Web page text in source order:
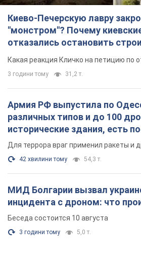
Киево-Печерскую лавру
"монстром"? Почему
отказались остановить
небоскреба "московского
Какая реакция Кличко на петицию по
3 години тому 31,2 т.
Армия РФ выпустила по
различных типов и до 100
исторические здания, есть
Фото и видео
Для террора враг применил ракеты и
42 хвилини тому 54,3 т.
МИД Болгарии вызвал
инцидента с дроном: что
Беседа состоится 10 августа
3 години тому 5,0 т.